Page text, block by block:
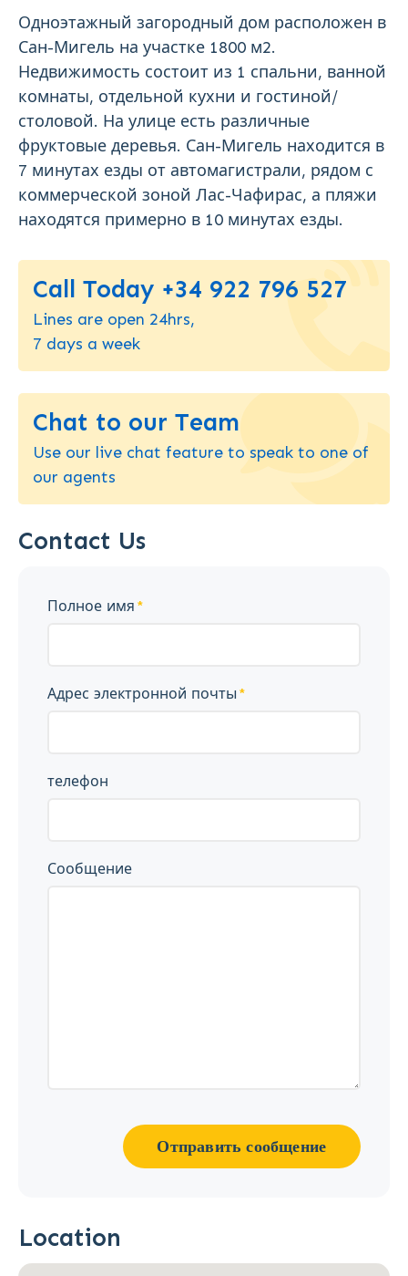
Одноэтажный загородный дом расположен в
Сан-Мигель на участке 1800 м2.
Недвижимость состоит из 1 спальни, ванной
комнаты, отдельной кухни и гостиной/
столовой. На улице есть различные
фруктовые деревья. Сан-Мигель находится в
7 минутах езды от автомагистрали, рядом с
коммерческой зоной Лас-Чафирас, а пляжи
находятся примерно в 10 минутах езды.
Call Today +34 922 796 527
Lines are open 24hrs,
7 days a week
Chat to our Team
Use our live chat feature to speak to one of
our agents
Contact Us
Полное имя
Адрес электронной почты
телефон
Сообщение
Отправить сообщение
Location